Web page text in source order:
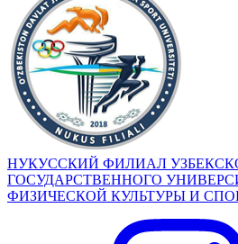
НУКУССКИЙ ФИЛИАЛ
ГОСУДАРСТВЕННОГО
ФИЗИЧЕСКОЙ КУЛЬТУРЫ И